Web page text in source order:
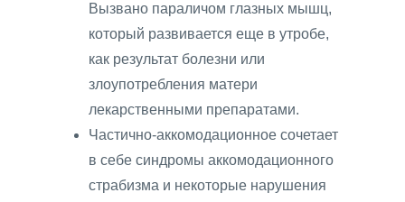
Вызвано параличом глазных мышц,
который развивается еще в утробе,
как результат болезни или
злоупотребления матери
лекарственными препаратами.
Частично-аккомодационное сочетает
в себе синдромы аккомодационного
страбизма и некоторые нарушения